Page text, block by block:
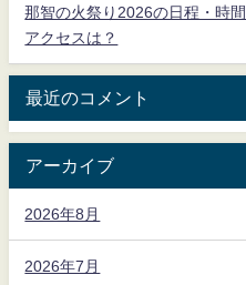
那智の火祭り2026の日程・時
アクセスは？
最近のコメント
アーカイブ
2026年8月
2026年7月